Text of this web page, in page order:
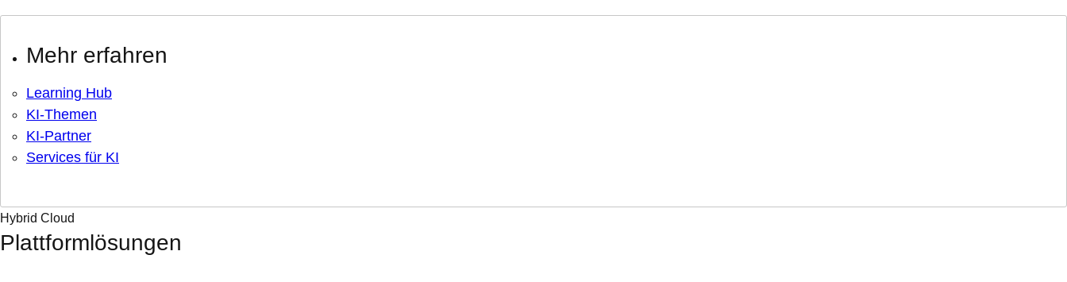
Mehr erfahren
Learning Hub
KI-Themen
KI-Partner
Services für KI
Hybrid Cloud
Plattformlösungen